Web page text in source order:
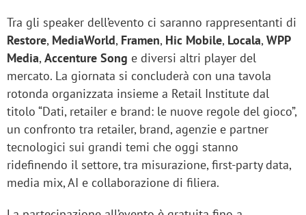
Tra gli speaker dell’evento ci saranno rappresentanti di
Restore, MediaWorld, Framen, Hic Mobile, Locala,WPP
Media,Accenture Song e diversi altri player del
mercato. La giornata si concluderà con una tavola
rotonda organizzata insieme a Retail Institute dal
titolo “Dati, retailer e brand: le nuove regole del gioco”,
un confronto tra retailer, brand, agenzie e partner
tecnologici sui grandi temi che oggi stanno
ridefinendo il settore, tra misurazione, first-party data,
media mix, AI e collaborazione di filiera.